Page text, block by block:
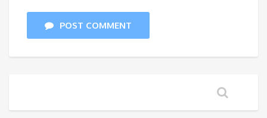
POST COMMENT